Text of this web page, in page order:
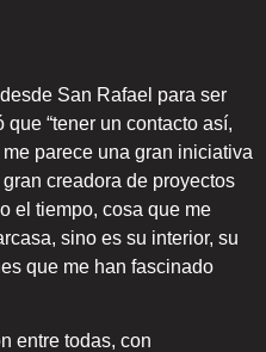
San Rafael para ser
“tener un contacto así,
parece una gran iniciativa
creadora de proyectos
el tiempo, cosa que me
sino es su interior, su
que me han fascinado
entre todas, con